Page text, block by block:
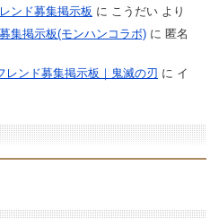
ンド募集掲示板 に こうだいより
集掲示板(モンハンコラボ)に 匿名
レンド募集掲示板｜鬼滅の刃 に イ